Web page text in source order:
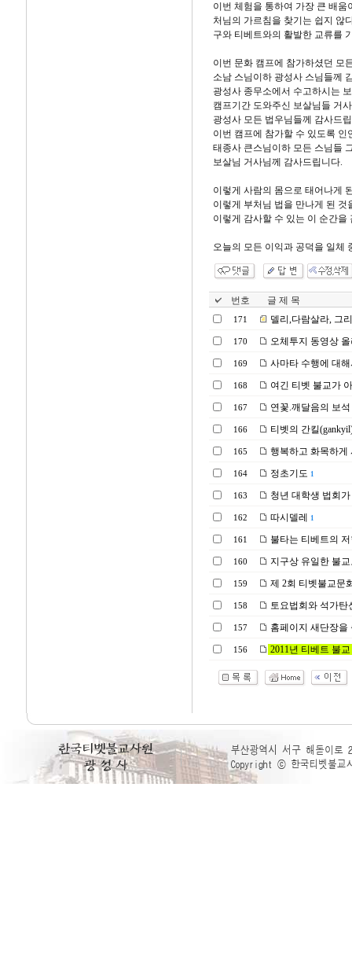
이번 체험을 통하여 가장 큰 배
처님의 가르침을 찾기는 쉽지 않
구와 티베트와의 활발한 교류를
이번 문화 캠프에 참가하셨던 모
소남 스님이하 광성사 스님들께
광성사 종무소에서 수고하시는
캠프기간 도와주신 보살님들 거
광성사 모든 법우님들께 감사드
이번 캠프에 참가할 수 있도록 인
태종사 큰스님이하 모든 스님들
보살님 거사님께 감사드립니다.
이렇게 사람의 몸으로 태어나게
이렇게 부처님 법을 만나게 된 것
이렇게 감사할 수 있는 이 순간을
오늘의 모든 이익과 공덕을 일체
번호 글 제 목
171 델리,다람살라, 그
170 오체투지 동영상
169 사마타 수행에 대
168 여긴 티벳 불교가
167 연꽃.깨달음의 보
166 티벳의 간킬
165 행복하고 화목하게
164 정초기도 1
163 청년 대학생 법회
162 따시델레 1
161 불타는 티베트의
160 지구상 유일한 불
159 제 2회 티벳불교문
158 토요법회와 석가탄
157 홈페이지 새단장을
156 2011년 티베트 불